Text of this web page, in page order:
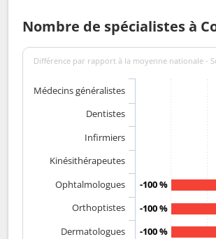
Nombre de spécialistes à
Différence par rapport à la moyenne nationale -
-100 %
-100 %
-100 %
Médecins généralistes
Dentistes
Infirmiers
Kinésithérapeutes
Ophtalmologues
Orthoptistes
Dermatologues